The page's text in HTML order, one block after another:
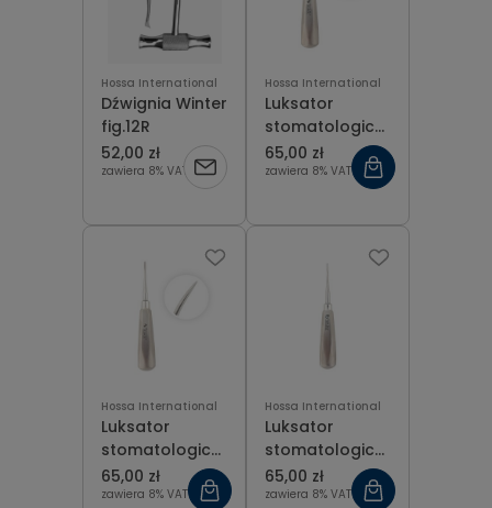
Hossa International
Dźwignia Winter
fig.12R
52,00 zł
zawiera 8% VAT
Hossa International
Luksator
stomatologiczny
metalowy
odgięty 5 mm
65,00 zł
zawiera 8% VAT
Hossa International
Luksator
stomatologiczny
metalowy
odgięty 3 mm
65,00 zł
zawiera 8% VAT
Hossa International
Luksator
stomatologiczny
metalowy
prosty 2 mm
65,00 zł
zawiera 8% VAT